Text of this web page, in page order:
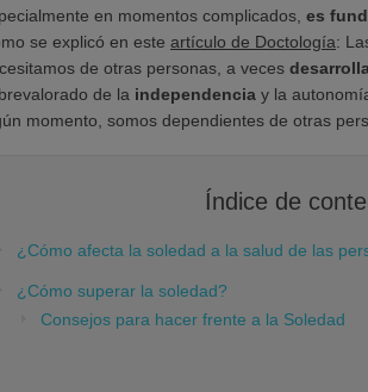
en momentos complicados, es
se explicó en este artículo de Doctología:
de otras personas , a veces
de la independencia y la
momento, somos dependientes de otras
Índice de
¿Cómo afecta la soledad a la salud de las
¿Cómo superar la soledad?
Consejos para hacer frente a la Soledad